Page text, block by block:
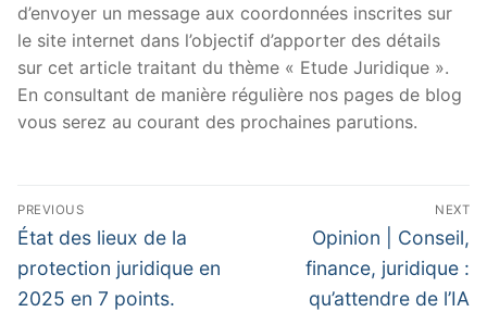
d’envoyer un message aux coordonnées inscrites sur
le site internet dans l’objectif d’apporter des détails
sur cet article traitant du thème « Etude Juridique ».
En consultant de manière régulière nos pages de blog
vous serez au courant des prochaines parutions.
Navigation
de
l’article
PREVIOUS
Previous
post:
État des lieux de la
protection juridique en
2025 en 7 points.
NEXT
Next
post:
Opinion | Conseil,
finance, juridique :
qu’attendre de l’IA